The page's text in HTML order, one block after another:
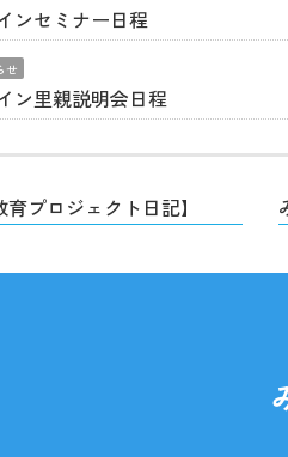
ンセミナー日程
せ
ン里親説明会日程
プロジェクト日記】